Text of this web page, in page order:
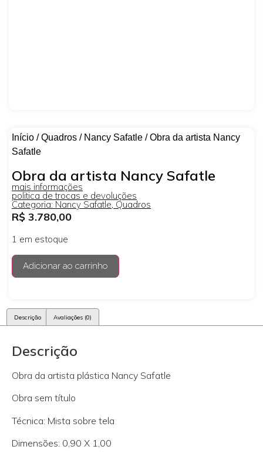
Início /Quadros / Nancy Safatle / Obra da artista Nancy
Safatle
Obra da artista Nancy Safatle
mais informações
politica de trocas e devoluções
Categoria: Nancy Safatle, Quadros
R$ 3.780,00
1 em estoque
Adicionar ao carrinho
Descrição Avaliações (0)
Descrição
Obra da artista plástica Nancy Safatle
Obra sem título
Técnica: Mista sobre tela
Dimensões: 0,90 X 1,00